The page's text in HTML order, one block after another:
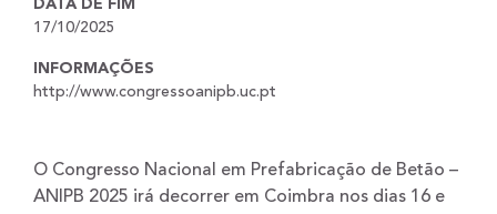
DATA DE FIM
17/10/2025
INFORMAÇÕES
http://www.congressoanipb.uc.pt
O Congresso Nacional em Prefabricação de Betão –
ANIPB 2025 irá decorrer em Coimbra nos dias 16 e